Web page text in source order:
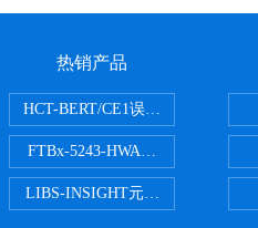
热销产品
HCT-BERT/CE1误码测试仪
FTBx-5243-HWA光谱分析仪
LIBS-INSIGHT元素光谱分析仪